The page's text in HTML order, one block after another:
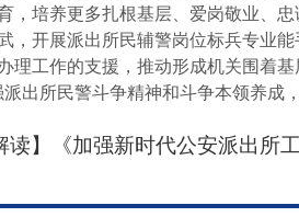
，培养更多扎根基层、爱岗敬业、
，开展派出所民辅警岗位标兵专业
理工作的支援，推动形成机关围着
派出所民警斗争精神和斗争本领养成
读】《加强新时代公安派出所